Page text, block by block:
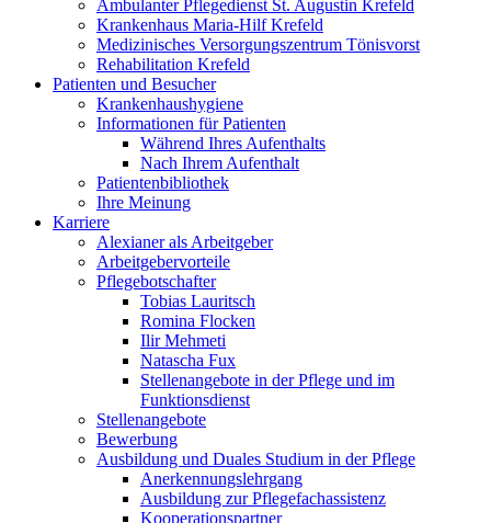
Ambulanter Pflegedienst St. Augustin Krefeld
Krankenhaus Maria-Hilf Krefeld
Medizinisches Versorgungszentrum Tönisvorst
Rehabilitation Krefeld
Patienten und Besucher
Krankenhaushygiene
Informationen für Patienten
Während Ihres Aufenthalts
Nach Ihrem Aufenthalt
Patientenbibliothek
Ihre Meinung
Karriere
Alexianer als Arbeitgeber
Arbeitgebervorteile
Pflegebotschafter
Tobias Lauritsch
Romina Flocken
Ilir Mehmeti
Natascha Fux
Stellenangebote in der Pflege und im
Funktionsdienst
Stellenangebote
Bewerbung
Ausbildung und Duales Studium in der Pflege
Anerkennungslehrgang
Ausbildung zur Pflegefachassistenz
Kooperationspartner